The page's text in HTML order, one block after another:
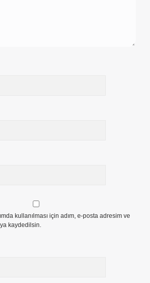
kullanılması için adım, e-posta adresim ve
kaydedilsin.